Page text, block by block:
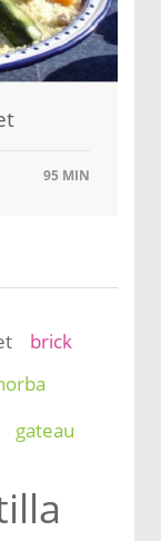
95 MIN
brick
gateau